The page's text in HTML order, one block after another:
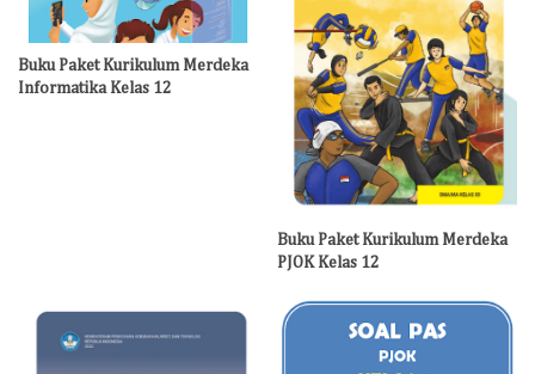
Buku Paket Kurikulum Merdeka
Informatika Kelas 12
Buku Paket Kurikulum Merdeka
PJOK Kelas 12